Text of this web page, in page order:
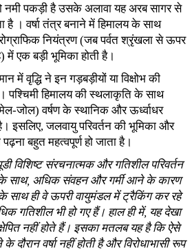
नमी पकड़ी है उसके अलावा यह अरब सागर से
। वर्षा तंत्र बनाने में हिमालय के साथ
नियंत्रण (जब पर्वत श्रृंखला से ऊपर
में एक बड़ी भूमिका होती है।
में वृद्धि ने इन गड़बड़ीयों या विक्षोभ की
पश्चिमी हिमालय की स्थलाकृति के साथ
जोल) वर्षण के स्थानिक और ऊर्ध्वाधर
इसलिए, जलवायु परिवर्तन की भूमिका और
बहुत महत्वपूर्ण हो जाता है।
विशिष्ट संरचनात्मक और गतिशील परिवर्तन
के साथ, अधिक संवहन और गर्मी आने के कारण
साथ ही वे ऊपरी वायुमंडल में ट्रैकिंग कर रहे
गतिशील भी हो गए हैं। हाल ही में, यह देखा
नहीं होते हैं। इसका मतलब यह है कि ऐसे
वर्षा नहीं होती है और विरोधाभासी रूप